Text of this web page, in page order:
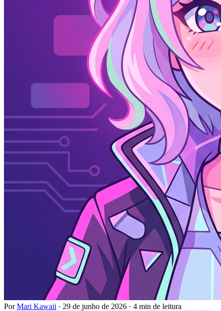
PorMari Kawaii · 29 de junho de 2026 · 4 min de leitura